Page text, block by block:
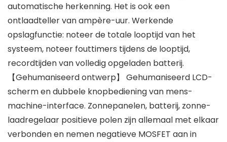
automatische herkenning. Het is ook een
ontlaadteller van ampère-uur. Werkende
opslagfunctie: noteer de totale looptijd van het
systeem, noteer fouttimers tijdens de looptijd,
recordtijden van volledig opgeladen batterij.
【Gehumaniseerd ontwerp】 Gehumaniseerd LCD-
scherm en dubbele knopbediening van mens-
machine-interface. Zonnepanelen, batterij, zonne-
laadregelaar positieve polen zijn allemaal met elkaar
verbonden en nemen negatieve MOSFET aan in